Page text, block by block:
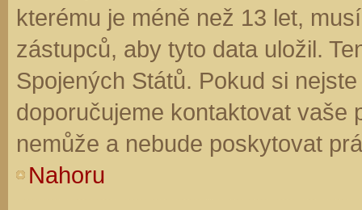
kterému je méně než 13 let,
zástupců, aby tyto data uložil.
Spojených Států. Pokud si
doporučujeme kontaktovat vaše
nemůže a nebude poskytovat
Nahoru